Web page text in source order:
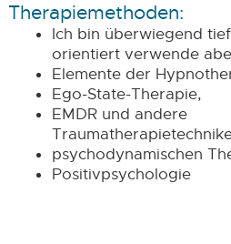
Therapiemethoden:
Ich bin überwiegend
orientiert verwende
Elemente der
Ego-State-Therapie,
EMDR und andere
psychodynamischen
Positivpsychologie